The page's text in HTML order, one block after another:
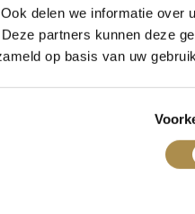
delen we informatie
partners kunnen deze
op basis van uw